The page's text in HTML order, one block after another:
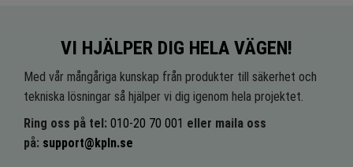
VI HJÄLPER DIG HELA VÄGEN!
Med vår mångåriga kunskap från produkter till säkerhet och
tekniska lösningar så hjälper vi dig igenom hela projektet.
Ring oss på tel: 010-20 70 001 eller maila oss
på: support@kpln.se